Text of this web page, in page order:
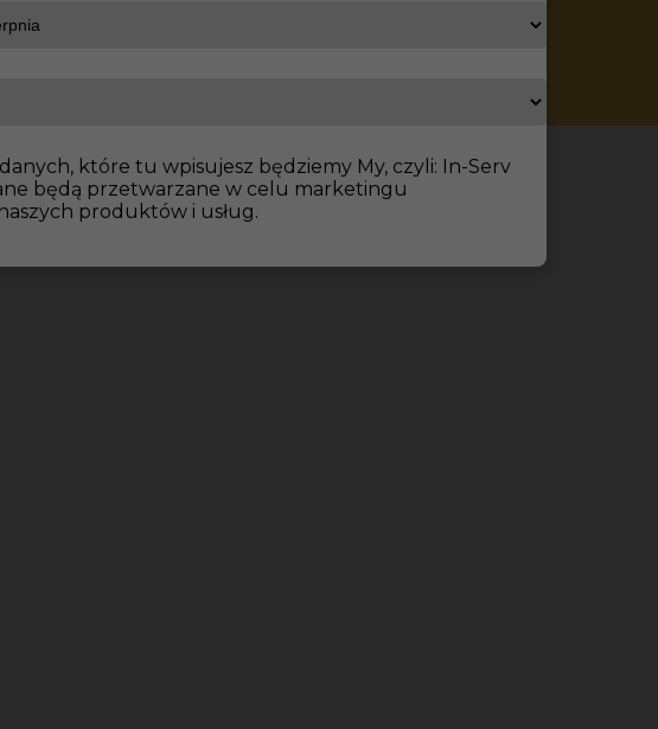
Betoniarz-praca w Niemczech
które tu wpisujesz będziemy My, czyli: In-Serv
będą przetwarzane w celu marketingu
produktów i usług.